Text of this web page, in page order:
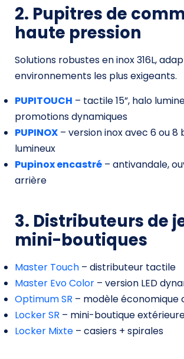
2. Pupitres de
haute pression
Solutions robustes en inox 316L,
environnements les plus exigeants.
PUPITOUCH – tactile 15”, halo
promotions dynamiques
PUPINOX – version inox avec 6 ou 8
lumineux
Pupinox encastré – antivandale,
arrière
3. Distributeurs de
mini-boutiques
Master Touch – distributeur tactile
Master Evo Color – version LED
Optimum SR – modèle économique
Locker SR – mini-boutique
Locker Mixte – casiers + spirales